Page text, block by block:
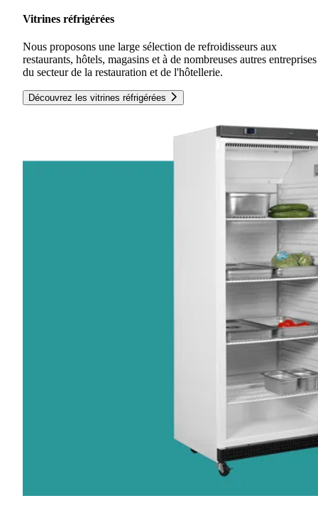
Vitrines réfrigérées
Nous proposons une large sélection de refroidisseurs aux
restaurants, hôtels, magasins et à de nombreuses autres entreprises
du secteur de la restauration et de l'hôtellerie.
Découvrez les vitrines réfrigérées